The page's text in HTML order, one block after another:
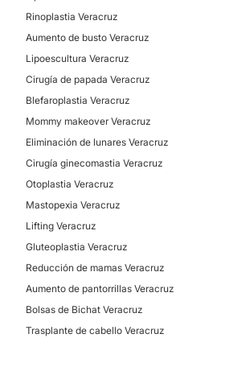
Eliminación de verrugas
Eliminación de lunares
Manchas en la Piel
Tratamiento antiacné
Carcinoma Basocelular
MEDICINA ESTÉTICA
Eliminación de cicatrices
Rinoplastia Veracruz
Aumento de busto Veracruz
Lipoescultura Veracruz
Cirugía de papada Veracruz
Blefaroplastia Veracruz
Mommy makeover Veracruz
Eliminación de lunares Veracruz
Cirugía ginecomastia Veracruz
Otoplastia Veracruz
Mastopexia Veracruz
Lifting Veracruz
Gluteoplastia Veracruz
Reducción de mamas Veracruz
Aumento de pantorrillas Veracruz
Bolsas de Bichat Veracruz
Trasplante de cabello Veracruz